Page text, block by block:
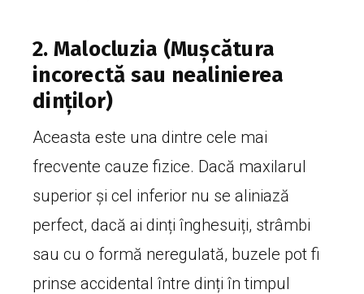
2. Malocluzia (Mușcătura
incorectă sau nealinierea
dinților)
Aceasta este una dintre cele mai
frecvente cauze fizice. Dacă maxilarul
superior și cel inferior nu se aliniază
perfect, dacă ai dinți înghesuiți, strâmbi
sau cu o formă neregulată, buzele pot fi
prinse accidental între dinți în timpul